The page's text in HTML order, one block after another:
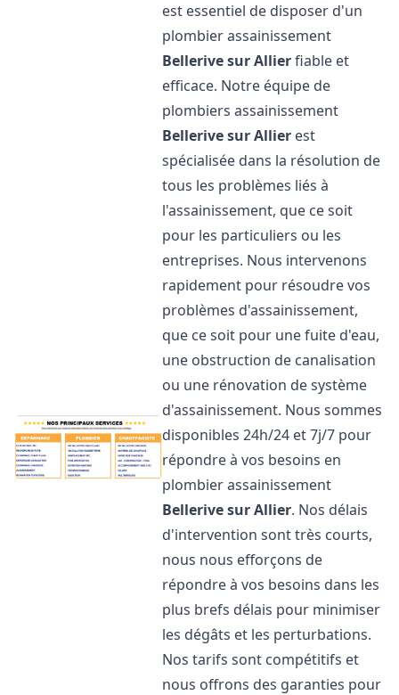
est essentiel de disposer d'un
plombier assainissement
Bellerive sur Allierfiable et
efficace. Notre équipe de
plombiers assainissement
Bellerive sur Allier est
spécialisée dans la résolution de
tous les problèmes liés à
l'assainissement, que ce soit
pour les particuliers ou les
entreprises. Nous intervenons
rapidement pour résoudre vos
problèmes d'assainissement,
que ce soit pour une fuite d'eau,
une obstruction de canalisation
ou une rénovation de système
d'assainissement. Nous sommes
disponibles 24h/24 et 7j/7 pour
répondre à vos besoins en
plombier assainissement
Bellerive sur Allier. Nos délais
d'intervention sont très courts,
nous nous efforçons de
répondre à vos besoins dans les
plus brefs délais pour minimiser
les dégâts et les perturbations.
Nos tarifs sont compétitifs et
nous offrons des garanties pour